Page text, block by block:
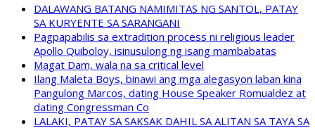
DALAWANG BATANG NAMIMITAS NG SANTOL, PATAY
SA KURYENTE SA SARANGANI
Pagpapabilis sa extradition process ni religious leader
Apollo Quiboloy, isinusulong ng isang mambabatas
Magat Dam, wala na sa critical level
Ilang Maleta Boys, binawi ang mga alegasyon laban kina
Pangulong Marcos, dating House Speaker Romualdez at
dating Congressman Co
LALAKI, PATAY SA SAKSAK DAHIL SA ALITAN SA TAYA SA